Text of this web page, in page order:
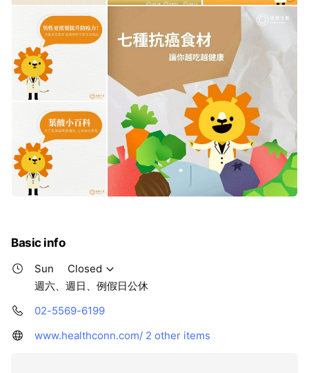
Basic info
Sun
Closed
週六、週日、例假日公休
02-5569-6199
www.healthconn.com/ 2 other items